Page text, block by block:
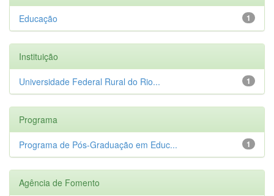
1
Educação
Instituição
1
Universidade Federal Rural do Rio...
Programa
1
Programa de Pós-Graduação em Educ...
Agência de Fomento